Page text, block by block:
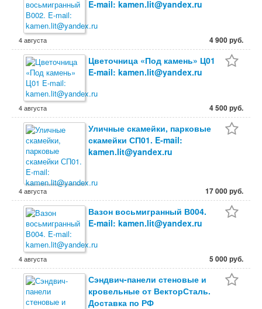
E-mail: kamen.lit@yandex.ru
4 августа 4 900 руб.
Цветочница «Под камень» Ц01
E-mail: kamen.lit@yandex.ru
4 августа 4 500 руб.
Уличные скамейки, парковые
скамейки СП01. E-mail:
kamen.lit@yandex.ru
4 августа 17 000 руб.
Вазон восьмигранный В004.
E-mail: kamen.lit@yandex.ru
4 августа 5 000 руб.
Сэндвич-панели стеновые и
кровельные от ВекторСталь.
Доставка по РФ